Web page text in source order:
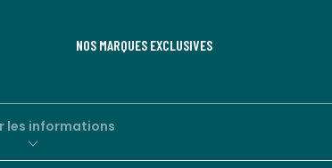
NOS MARQUES EXCLUSIVES
les informations